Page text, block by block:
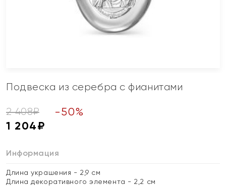
Подвеска из серебра с фианитами
2 408₽ -50%
1 204₽
Информация
Длина украшения - 2,9 см
Длина декоративного элемента - 2,2 см